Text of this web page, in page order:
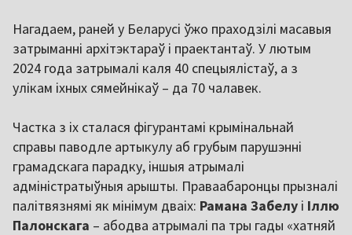
Нагадаем, раней у Беларусі ўжо праходзілі масавыя
затрыманні архітэктараў і праектантаў. У лютым
2024 года затрымалі каля 40 спецыялістаў, а з
улікам іхных сямейнікаў – да 70 чалавек.
Частка з іх сталася фігурантамі крымінальнай
справы паводле артыкулу аб грубым парушэнні
грамадскага парадку, іншыя атрымалі
адміністратыўныя арышты. Праваабаронцы прызналі
палітвязнямі як мінімум дваіх: Рамана Забелу і Іллю
Палонскага – абодва атрымалі па тры гады «хатняй